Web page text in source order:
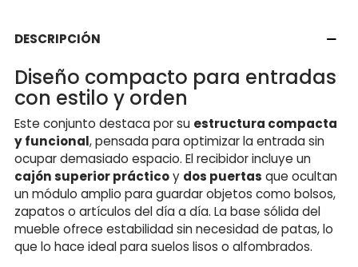
DESCRIPCIÓN
Diseño compacto para entradas
con estilo y orden
Este conjunto destaca por su estructura compacta
y funcional, pensada para optimizar la entrada sin
ocupar demasiado espacio. El recibidor incluye un
cajón superior prácticoy dos puertas que ocultan
un módulo amplio para guardar objetos como bolsos,
zapatos o artículos del día a día. La base sólida del
mueble ofrece estabilidad sin necesidad de patas, lo
que lo hace ideal para suelos lisos o alfombrados.